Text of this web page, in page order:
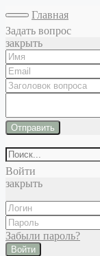
Главная
Задать вопрос
закрыть
Отправить
Войти
закрыть
Забыли пароль?
Войти